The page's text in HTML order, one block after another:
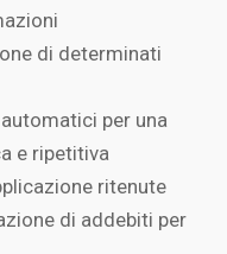
di determinati
per una
e ripetitiva
ritenute
di addebiti per